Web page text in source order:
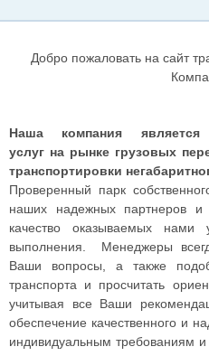
Добро пожаловать на сайт
Наша компания является
услуг на рынке грузовых
транспортировки
Проверенный парк
наших надежных партнеров
качество оказываемых нами
выполнения. Менеджеры
Ваши вопросы, а также
транспорта и просчитать
учитывая все Ваши
обеспечение качественного и
индивидуальным требованиям